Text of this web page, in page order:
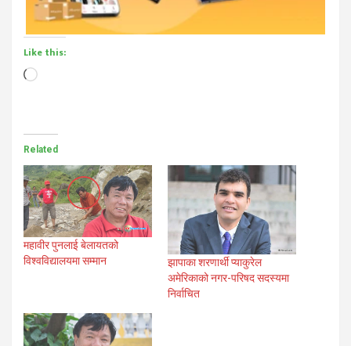
Like this:
Loading…
Related
महावीर पुनलाई बेलायतको
विश्वविद्यालयमा सम्मान
झापाका शरणार्थी प्याकुरेल
अमेरिकाको नगर-परिषद सदस्यमा
निर्वाचित